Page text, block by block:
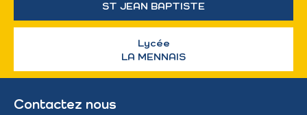
ST JEAN BAPTISTE
Lycée
LA MENNAIS
Contactez nous